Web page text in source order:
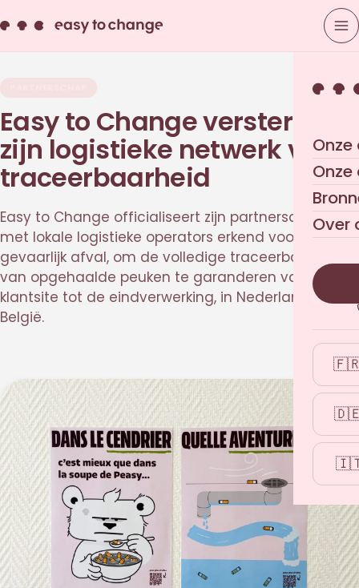
Over
Easy to Change versterkt
zijn logistieke netwerk voor
traceerbaarheid
Easy to Change officialiseert zijn partnerschappen
met lokale logistieke operators erkend voor
gevaarlijk afval, om de volledige traceerbaarheid
van opgehaalde peuken te garanderen van de
klantsite tot de eindverwerking, in Nederland en
België.